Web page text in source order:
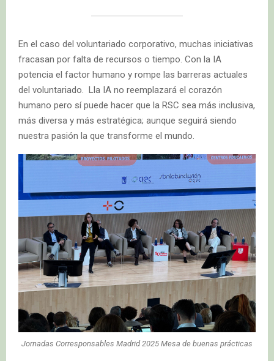
En el caso del voluntariado corporativo, muchas iniciativas
fracasan por falta de recursos o tiempo. Con la IA
potencia el factor humano y rompe las barreras actuales
del voluntariado. Lla IA no reemplazará el corazón
humano pero sí puede hacer que la RSC sea más inclusiva,
más diversa y más estratégica; aunque seguirá siendo
nuestra pasión la que transforme el mundo.
Jornadas Corresponsables Madrid 2025 Mesa de buenas prácticas